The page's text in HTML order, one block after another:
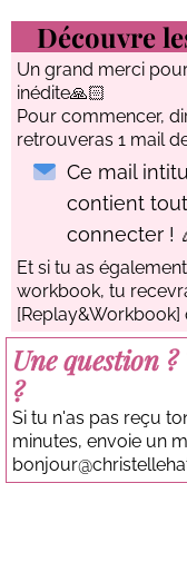
Découvre
Un grand merci
inédite🙏🏻
Pour commencer,
retrouveras 1 mail
Ce mail
contient
connecter !
Et si tu as
workbook, tu
Une question ?
?
Si tu n'as pas reçu
minutes, envoie un